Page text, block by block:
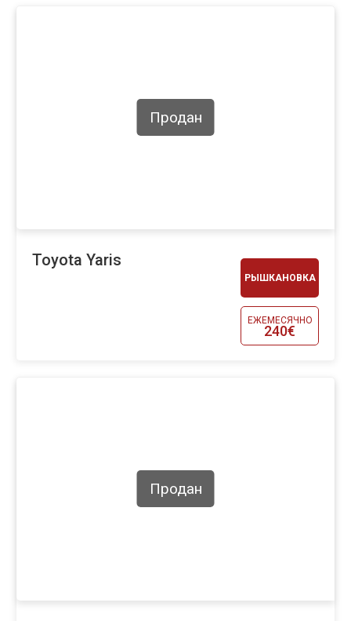
РЫШКАНОВКА
ЕЖЕМЕСЯЧНО
240€
Продан
Toyota Yaris
Продан